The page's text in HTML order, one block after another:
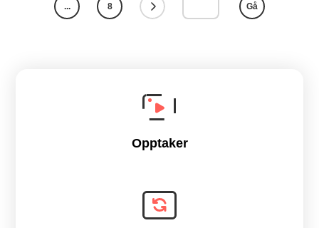
... 8 Gå
Opptaker